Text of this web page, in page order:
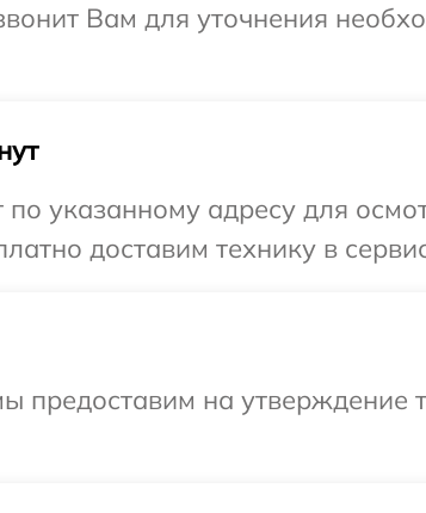
Вам для уточнения
указанному адресу для
доставим технику в
предоставим на утверждение